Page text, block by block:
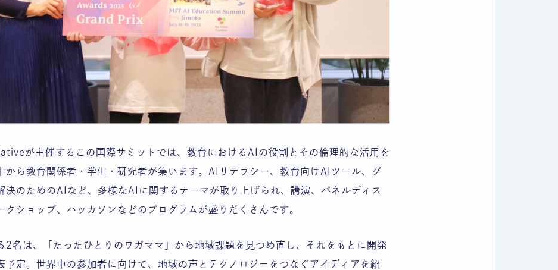
が主催するこの国際サミットでは、教育におけるAIの役割とその倫理的な活用を
から教育関係者・学生・研究者が集います。AIリテラシー、教育向けAIツール、グ
決のためのAIなど、多様なAIに関するテーマが取り上げられ、講演、パネルディス
クショップ、ハッカソンなどのプログラムが盛りだくさんです。
2名は、「たったひとりのワガママ」から地域課題を見つめ直し、それをもとに開発
予定。世界中の参加者に向けて、地域の声とテクノロジーをつなぐアイディアを紹